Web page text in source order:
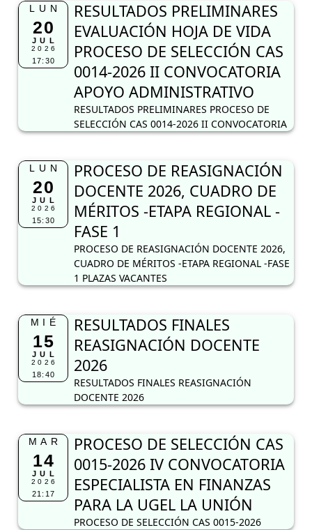
LUN
20
JUL
2026
17:30
RESULTADOS PRELIMINARES
EVALUACIÓN HOJA DE VIDA
PROCESO DE SELECCIÓN CAS
0014-2026 II CONVOCATORIA
APOYO ADMINISTRATIVO
RESULTADOS PRELIMINARES PROCESO DE
SELECCIÓN CAS 0014-2026 II CONVOCATORIA
LUN
20
JUL
2026
15:30
PROCESO DE REASIGNACIÓN
DOCENTE 2026, CUADRO DE
MÉRITOS -ETAPA REGIONAL -
FASE 1
PROCESO DE REASIGNACIÓN DOCENTE 2026,
CUADRO DE MÉRITOS -ETAPA REGIONAL -FASE
1 PLAZAS VACANTES
MIÉ
15
JUL
2026
18:40
RESULTADOS FINALES
REASIGNACIÓN DOCENTE
2026
RESULTADOS FINALES REASIGNACIÓN
DOCENTE 2026
MAR
14
JUL
2026
21:17
PROCESO DE SELECCIÓN CAS
0015-2026 IV CONVOCATORIA
ESPECIALISTA EN FINANZAS
PARA LA UGEL LA UNIÓN
PROCESO DE SELECCIÓN CAS 0015-2026